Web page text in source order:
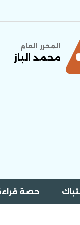
المحرر العام
محمد الباز
حصة